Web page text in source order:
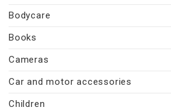
Bodycare
Books
Cameras
Car and motor accessories
Children